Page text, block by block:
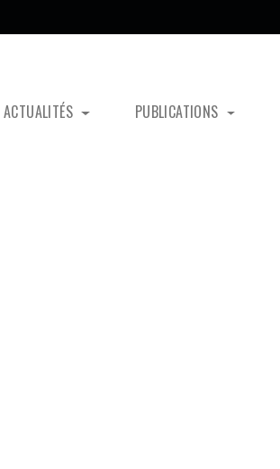
ACTUALITÉS PUBLICATIONS